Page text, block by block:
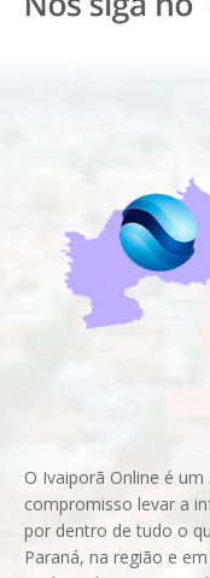
O Ivaiporã Online é
compromisso levar a
por dentro de tudo o
Paraná, na região e